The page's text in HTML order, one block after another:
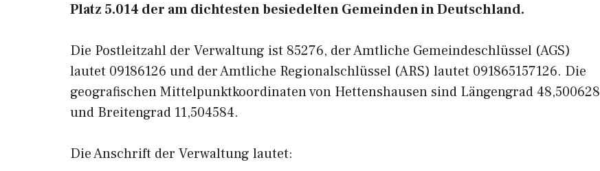
Platz 5.014 der am dichtesten besiedelten Gemeinden in Deutschland.
Die Postleitzahl der Verwaltung ist 85276, der Amtliche Gemeindeschlüssel (AGS)
lautet 09186126 und der Amtliche Regionalschlüssel (ARS) lautet 091865157126. Die
geografischen Mittelpunktkoordinaten von Hettenshausen sind Längengrad 48,500628
und Breitengrad 11,504584.
Die Anschrift der Verwaltung lautet: